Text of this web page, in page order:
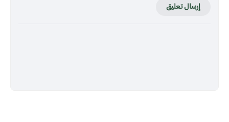
إرسال تعليق